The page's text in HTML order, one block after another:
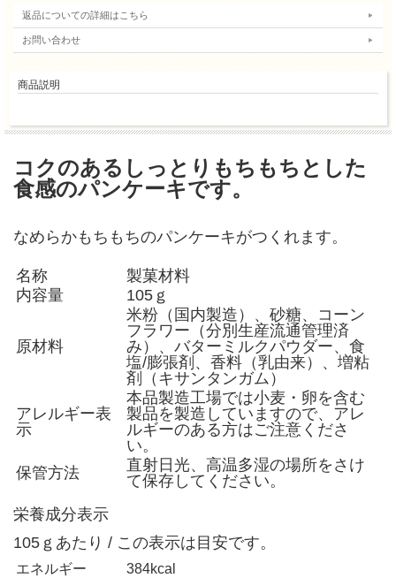
返品についての詳細はこちら
お問い合わせ
商品説明
コクのあるしっとりもちもちとした
食感のパンケーキです。
なめらかもちもちのパンケーキがつくれます。
名称
製菓材料
内容量
105ｇ
原材料
米粉（国内製造）、砂糖、コーン
フラワー（分別生産流通管理済
み）、バターミルクパウダー、食
塩/膨張剤、香料（乳由来）、増粘
剤（キサンタンガム）
アレルギー表
示
本品製造工場では小麦・卵を含む
製品を製造していますので、アレ
ルギーのある方はご注意くださ
い。
保管方法
直射日光、高温多湿の場所をさけ
て保存してください。
栄養成分表示
105ｇあたり / この表示は目安です。
エネルギー
384kcal